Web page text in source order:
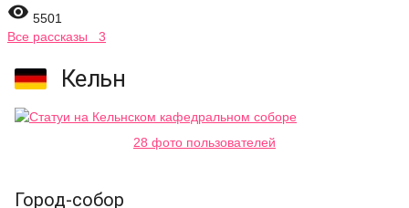
 5501
Все рассказы 3
Кельн
28 фото пользователей
Город-собор